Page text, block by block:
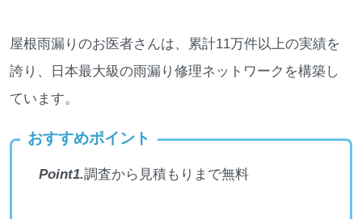
屋根雨漏りのお医者さんは、累計11万件以上の実績を
誇り、日本最大級の雨漏り修理ネットワークを構築し
ています。
おすすめポイント
Point1.調査から見積もりまで無料